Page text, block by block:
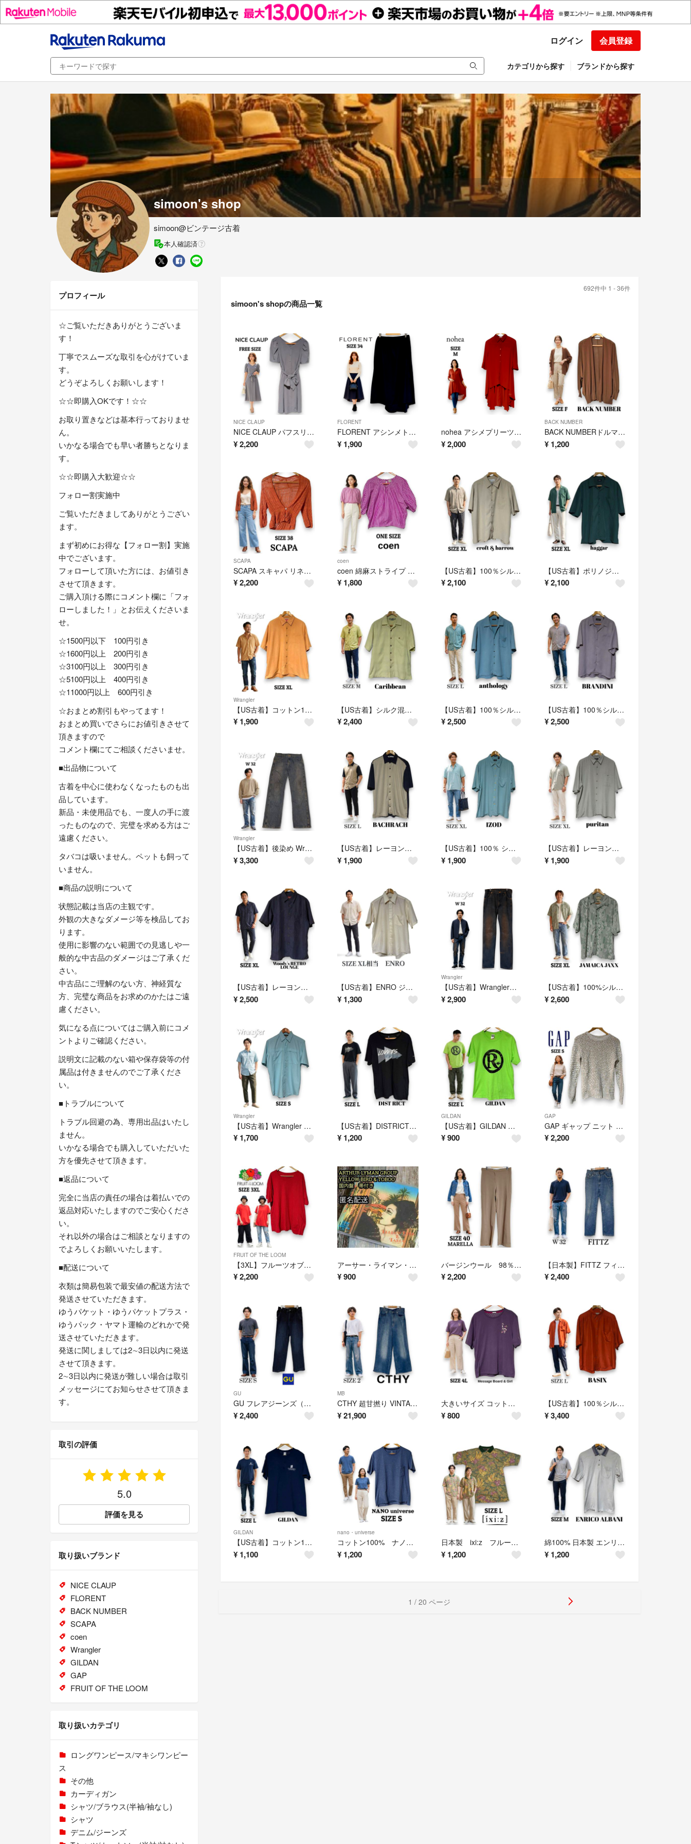
ログイン 会員登録
カテゴリから探す ブランドから探す
simoon's shop
simoon@ビンテージ古着
本人確認済
692件中 1 - 36件
simoon's shopの商品一覧
NICE CLAUP
NICE CLAUP パフスリーブウエストリボンワンピース グレー F 匿名配送
¥2,200
FLORENT
FLORENT アシンメトリースカート ダークネイビー サイズ34 日本製 春夏
¥ 1,900
nohea アシメプリーツ シアーシャツ Mサイズ テラコッタ 春夏秋 匿名配送
¥ 2,000
BACK NUMBER
BACK NUMBERドルマンニットカーディガン F ダークブラウン 春夏秋
¥ 1,200
SCAPA
SCAPA スキャパ リネン混 透かし編み カーディガン 38 テラコッタ 麻
¥2,200
coen
coen 綿麻ストライプ 2WAYブラウス パープル ドルマンスリーブ F 春夏
¥ 1,800
【US古着】100％シルク Croft & Barrow 半袖シャツ ベージュ XL
¥ 2,100
【US古着】ポリノジック混 Haggar ハガー 半袖 シャツ XL グリーン
¥2,100
Wrangler
【US古着】コットン100% Wrangler 半袖シャツ XL オレンジ
¥ 1,900
【US古着】シルク混 Caribbean アロハシャツ 半袖シャツ M ペールイエローグリーン
¥2,400
【US古着】100％シルク anthology オープンカラーシャツ L ライトブルー
¥ 2,500
【US古着】100％シルク BRANDINI オープンカラーシャツ L グレー
¥2,500
Wrangler
【US古着】後染め Wrangler 31100VN W32 x L34 レギュラーフィットジーンズ オーバーダイ
¥3,300
【US古着】レーヨン混 BACHRACH ジャージーシャツ L ベージュ/ブラック
¥ 1,900
【US古着】100％ シルク IZOD ウォッシャブルシルクシャツ ミントグリーン XL
¥ 1,900
【US古着】レーヨン混 puritan 半袖ボタンダウンシャツ XL ライトグレー
¥ 1,900
【US古着】レーヨン混 Woody's RETRO LOUNGE アロハシャツ ネイビーXL ボタニカル柄
¥2,500
【US古着】ENRO ジャガード織 半袖シャツ シアー XL相当 オフホワイト
¥ 1,300
Wrangler
【US古着】Wrangler 後染めビンテージジーンズ Ｗ32 インディゴｘブラウン ラングラー
¥ 2,900
【US古着】100%シルク JAMAICA JAXX ジャガードアロハシャツ XL ペールグリーン ボタニカル柄
¥2,600
Wrangler
【US古着】Wrangler 半袖 ワークシャツ Sサイズ ライトブルー アウトドア
¥ 1,700
【US古着】DISTRICT製コットン100％ グラフィックTシャツ ブラック Lサイズ
¥ 1,200
GILDAN
【US古着】GILDAN ギルダン Lサイズ Ultra Cotton プリントTシャツ ライムグリーン
¥ 900
GAP
GAP ギャップ ニット セーター 白 S 秋物 美品 コットン 秋冬
¥2,200
FRUIT OF THE LOOM
【3XL】フルーツオブザルーム 無地Tシャツ 赤 ビッグシルエット US古着
¥2,200
アーサー・ライマン・グループ イエローバード＆タブー 帯付き 国内盤
¥900
バージンウール 98％ MARELLA マレーラ フレアパンツ 40 ブラウン 秋冬
¥ 2,200
【日本製】FITTZ フィッツ ストレートジーンズ サイズ32 綿100%
¥2,400
GU
GU フレアジーンズ（丈長め） 68 BLUE サイズS
¥2,400
MB
CTHY 超甘撚り VINTAGE BAGGY JEANS サイズ2 まとめ クロキデニム
¥21,900
大きいサイズ コットン100％ Message Board Girl Tシャツ 4L パープル
¥ 800
【US古着】100％シルク BASIX サテン半袖シャツ オレンジ Lサイズ
¥3,400
GILDAN
【US古着】コットン100％ GILDAN 2016 メキシコ ミッションロゴ Tシャツ サイズL ネイビー
¥ 1,100
nano・universe
コットン100% ナノユニバース ポケット付きTシャツ サイズS ブルー 男女兼用
¥ 1,200
日本製 ixi:z フルーツ柄 半袖ポロシャツ L レトロ 総柄
¥ 1,200
綿100% 日本製 エンリコアルバーニ 半袖ポロシャツ M グレー 鹿の子
¥ 1,200
1 / 20 ページ
プロフィール
☆ご覧いただきありがとうございま
す！
丁寧でスムーズな取引を心がけていま
す。
どうぞよろしくお願いします！
☆☆即購入OKです！☆☆
お取り置きなどは基本行っておりませ
ん。
いかなる場合でも早い者勝ちとなりま
す。
☆☆即購入大歓迎☆☆
フォロー割実施中
ご覧いただきましてありがとうござい
ます。
まず初めにお得な【フォロー割】実施
中でございます。
フォローして頂いた方には、お値引き
させて頂きます。
ご購入頂ける際にコメント欄に「フォ
ローしました！」とお伝えくださいま
せ。
☆1500円以下 100円引き
☆1600円以上 200円引き
☆3100円以上 300円引き
☆5100円以上 400円引き
☆11000円以上 600円引き
☆おまとめ割引もやってます！
おまとめ買いでさらにお値引きさせて
頂きますので
コメント欄にてご相談くださいませ。
■出品物について
古着を中心に使わなくなったものも出
品しています。
新品・未使用品でも、一度人の手に渡
ったものなので、完璧を求める方はご
遠慮ください。
タバコは吸いません。ペットも飼って
いません。
■商品の説明について
状態記載は当店の主観です。
外観の大きなダメージ等を検品してお
ります。
使用に影響のない範囲での見逃しや一
般的な中古品のダメージはご了承くだ
さい。
中古品にご理解のない方、神経質な
方、完璧な商品をお求めのかたはご遠
慮ください。
気になる点についてはご購入前にコメ
ントよりご確認ください。
説明文に記載のない箱や保存袋等の付
属品は付きませんのでご了承くださ
い。
■トラブルについて
トラブル回避の為、専用出品はいたし
ません。
いかなる場合でも購入していただいた
方を優先させて頂きます。
■返品について
完全に当店の責任の場合は着払いでの
返品対応いたしますのでご安心くださ
い。
それ以外の場合はご相談となりますの
でよろしくお願いいたします。
■配送について
衣類は簡易包装で最安値の配送方法で
発送させていただきます。
ゆうパケット・ゆうパケットプラス・
ゆうパック・ヤマト運輸のどれかで発
送させていただきます。
発送に関しましては2∼3日以内に発送
させて頂きます。
2∼3日以内に発送が難しい場合は取引
メッセージにてお知らせさせて頂きま
す。
取引の評価
5.0
評価を見る
取り扱いブランド
NICE CLAUP
FLORENT
BACK NUMBER
SCAPA
coen
Wrangler
GILDAN
GAP
FRUIT OF THE LOOM
取り扱いカテゴリ
ロングワンピース/マキシワンピー
ス
その他
カーディガン
シャツ/ブラウス(半袖/袖なし)
シャツ
デニム/ジーンズ